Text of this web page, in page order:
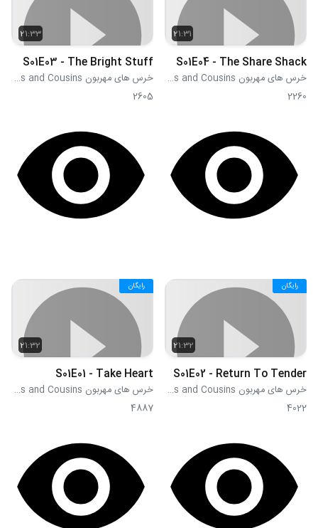
21:31
S01E04 - The Share Shack
خرس های مهربون Care Bears and Cousins
2260
21:33
S01E03 - The Bright Stuff
خرس های مهربون Care Bears and Cousins
2605
21:32
رایگان
S01E02 - Return To Tender
خرس های مهربون Care Bears and Cousins
4022
21:32
رایگان
S01E01 - Take Heart
خرس های مهربون Care Bears and Cousins
4887